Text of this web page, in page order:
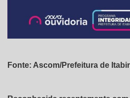
Fonte: Ascom/Prefeitura de